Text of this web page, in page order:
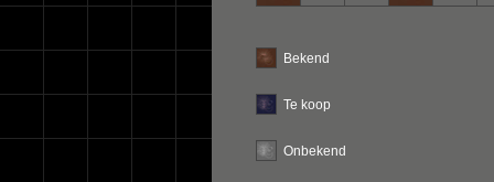
Bekend
Te koop
Onbekend